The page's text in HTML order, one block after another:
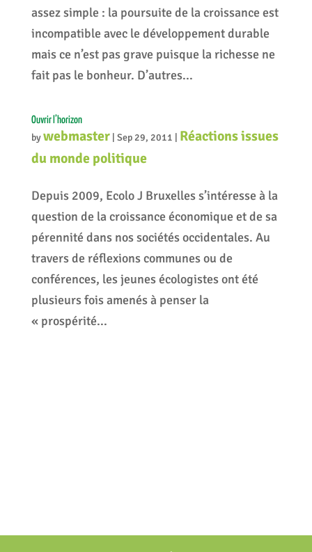
assez simple : la poursuite de la croissance est
incompatible avec le développement durable
mais ce n’est pas grave puisque la richesse ne
fait pas le bonheur. D’autres...
Ouvrir l’horizon
bywebmaster| Sep 29, 2011
Réactions issues
du monde politique
Depuis 2009, Ecolo J Bruxelles s’intéresse à la
question de la croissance économique et de sa
pérennité dans nos sociétés occidentales. Au
travers de réflexions communes ou de
conférences, les jeunes écologistes ont été
plusieurs fois amenés à penser la
« prospérité...